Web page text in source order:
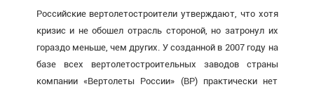
Российские вертолетостроители утверждают, что хотя
кризис и не обошел отрасль стороной, но затронул их
гораздо меньше, чем других. У созданной в 2007 году на
базе всех вертолетостроительных заводов страны
компании «Вертолеты России» (ВР) практически нет